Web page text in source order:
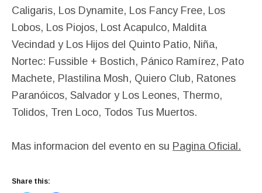
Caligaris, Los Dynamite, Los Fancy Free, Los
Lobos, Los Piojos, Lost Acapulco, Maldita
Vecindad y Los Hijos del Quinto Patio, Niña,
Nortec: Fussible + Bostich, Pánico Ramírez, Pato
Machete, Plastilina Mosh, Quiero Club, Ratones
Paranóicos, Salvador y Los Leones, Thermo,
Tolidos, Tren Loco, Todos Tus Muertos.
Mas informacion del evento en su Pagina Oficial.
Share this: